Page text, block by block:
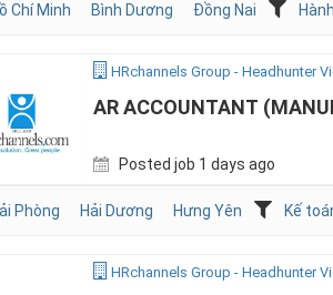
Chí Minh Bình Dương Đồng Nai
HRchannels Group - Headhunter
AR ACCOUNTANT
Posted job 1 days ago
Phòng Hải Dương Hưng Yên Kế
HRchannels Group - Headhunter